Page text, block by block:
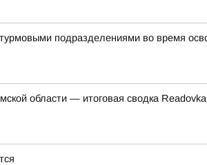
подразделениями во время
области — итоговая сводка Readovka